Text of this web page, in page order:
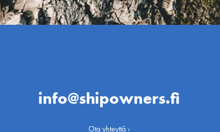
info@shipowners.fi
Ota yhteyttä ›